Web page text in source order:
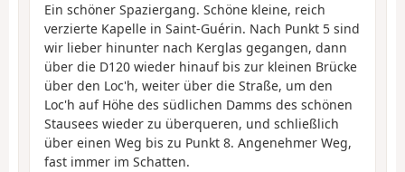
Ein schöner Spaziergang. Schöne kleine, reich
verzierte Kapelle in Saint-Guérin. Nach Punkt 5 sind
wir lieber hinunter nach Kerglas gegangen, dann
über die D120 wieder hinauf bis zur kleinen Brücke
über den Loc'h, weiter über die Straße, um den
Loc'h auf Höhe des südlichen Damms des schönen
Stausees wieder zu überqueren, und schließlich
über einen Weg bis zu Punkt 8. Angenehmer Weg,
fast immer im Schatten.